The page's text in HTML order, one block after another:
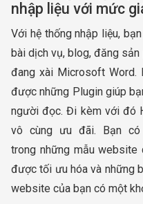
nhập liệu với mức
Với hệ thống nhập liệu,
bài dịch vụ, blog, đăng
đang xài Microsoft Word.
được những Plugin giúp
người đọc. Đi kèm với đó
vô cùng ưu đãi. Bạn
trong những mẫu website
được tối ưu hóa và những
website của bạn có một